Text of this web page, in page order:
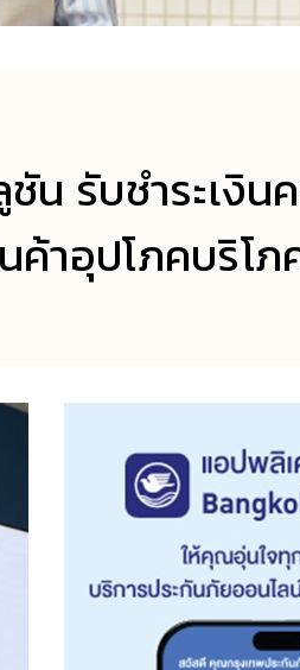
น รับชำระเงิน
าอุปโภคบริโภ